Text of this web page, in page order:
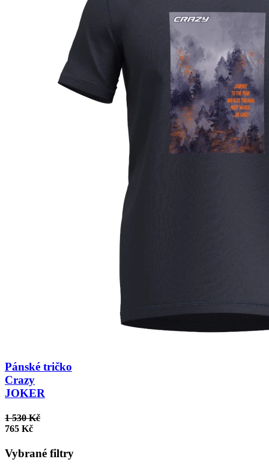
Pánské tričko
Crazy
JOKER
1 530 Kč
765 Kč
Vybrané filtry